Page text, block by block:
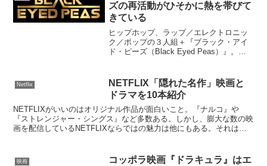
ズの再活動がひそかに熱を帯びて
きている
ヒップホップ、ラップ／エレクトロニッ
ク／ポップの３人組＋『ブラック・アイ
ド・ピーズ（Black Eyed Peas）』。
{(g...
Netflix
NETFLIX「隠れた名作」映画と
ドラマを10本紹介
NETFLIXがいいのはオリジナル作品が面白いこと。『ナルコ』や
『ストレンジャー・シングス』など多数ある。しかし、膨大な数の映
画を配信しているNETFLIXならではの魅力は他にもある。それは、
映画
コッポラ映画『ドラキュラ』はエ